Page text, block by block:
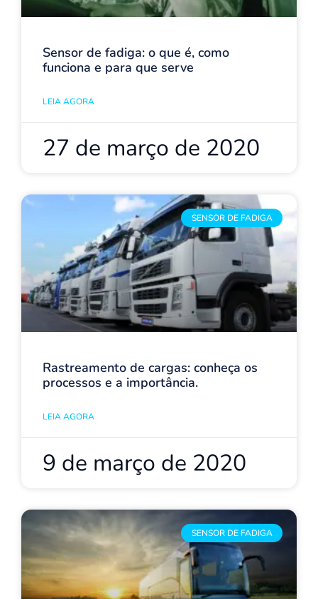
Sensor de fadiga: o que é, como
funciona e para que serve
LEIA AGORA
27 de março de 2020
SENSOR DE FADIGA
Rastreamento de cargas: conheça os
processos e a importância.
LEIA AGORA
9 de março de 2020
SENSOR DE FADIGA